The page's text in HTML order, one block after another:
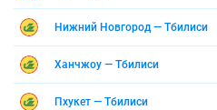
Нижний Новгород — Тбилиси
Ханчжоу — Тбилиси
Пхукет — Тбилиси